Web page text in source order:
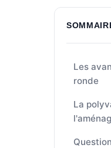
Les
ronde
La